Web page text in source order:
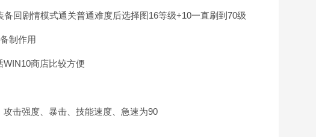
回剧情模式通关普通难度后选择图16等级+10一直刷到70级
制作用
商店比较方便
击强度、暴击、技能速度、急速为90